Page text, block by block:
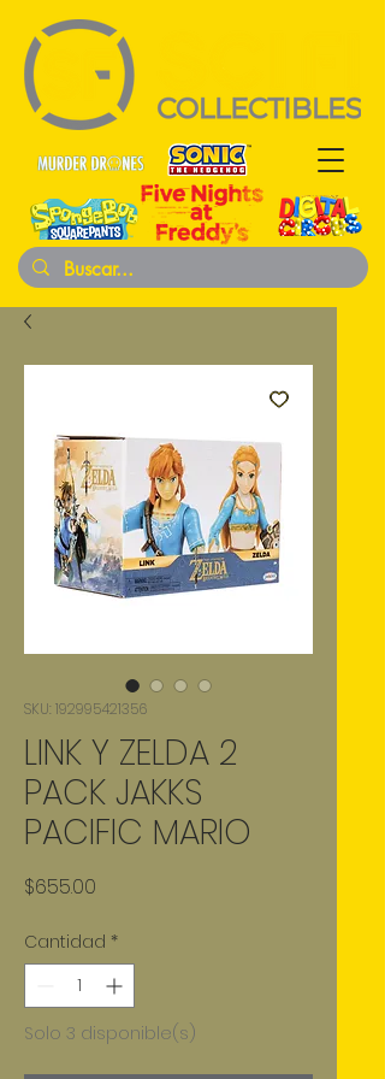
SKU: 192995421356
LINK Y ZELDA 2
PACK JAKKS
PACIFIC MARIO
$655.00
Cantidad *
Solo 3 disponible(s)